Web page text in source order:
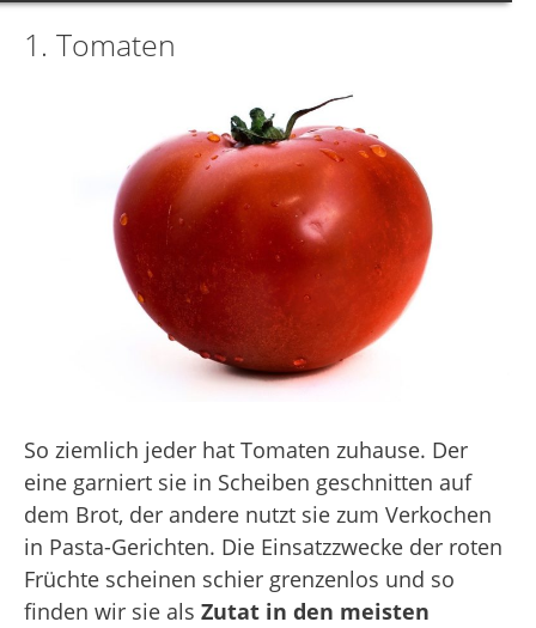
1. Tomaten
So ziemlich jeder hat Tomaten zuhause. Der
eine garniert sie in Scheiben geschnitten auf
dem Brot, der andere nutzt sie zum Verkochen
in Pasta-Gerichten. Die Einsatzzwecke der roten
Früchte scheinen schier grenzenlos und so
finden wir sie als Zutat in den meisten